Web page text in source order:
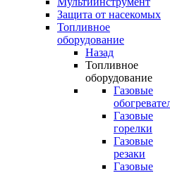
Защита от насекомых
Топливное
оборудование
Назад
Топливное
оборудование
Газовые
Газовые
горелки
Газовые
резаки
Газовые